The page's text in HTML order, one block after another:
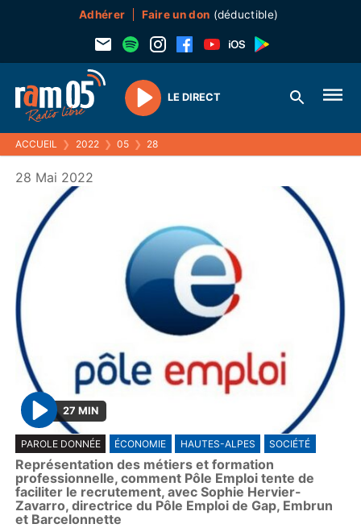
Adhérer Faire un don (déductible)
Play
LE DIRECT
ACCUEIL ❯ 2022 ❯ 05 ❯ 28
28 Mai 2022
P
l
a
y
27 MIN
PAROLE DONNÉE ÉCONOMIE HAUTES-ALPES SOCIÉTÉ
Représentation des métiers et formation
professionnelle, comment Pôle Emploi tente de
faciliter le recrutement, avec Sophie Hervier-
Zavarro, directrice du Pôle Emploi de Gap, Embrun
et Barcelonnette